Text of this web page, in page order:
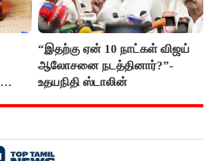
“இதற்கு ஏன் 10 நாட்கள் விஜய்
ஆலோசனை நடத்தினார்?”-
உதயநிதி ஸ்டாலின்